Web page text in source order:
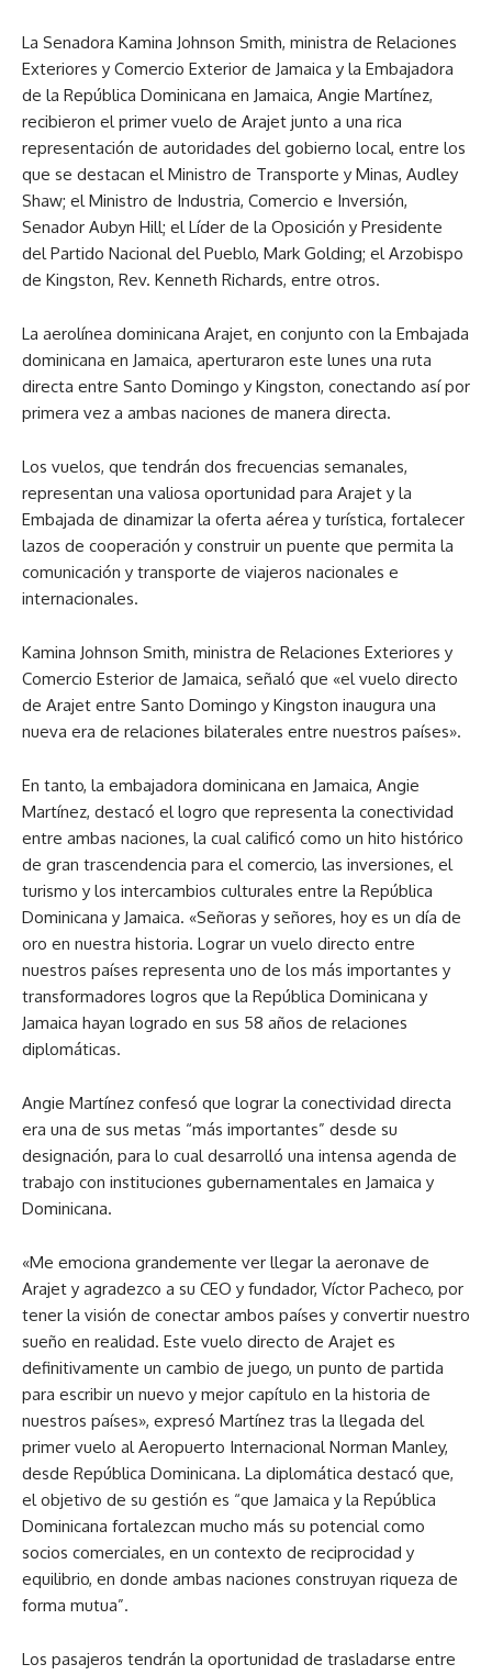
La Senadora Kamina Johnson Smith, ministra de Relaciones
Exteriores y Comercio Exterior de Jamaica y la Embajadora
de la República Dominicana en Jamaica, Angie Martínez,
recibieron el primer vuelo de Arajet junto a una rica
representación de autoridades del gobierno local, entre los
que se destacan el Ministro de Transporte y Minas, Audley
Shaw; el Ministro de Industria, Comercio e Inversión,
Senador Aubyn Hill; el Líder de la Oposición y Presidente
del Partido Nacional del Pueblo, Mark Golding; el Arzobispo
de Kingston, Rev. Kenneth Richards, entre otros.
La aerolínea dominicana Arajet, en conjunto con la Embajada
dominicana en Jamaica, aperturaron este lunes una ruta
directa entre Santo Domingo y Kingston, conectando así por
primera vez a ambas naciones de manera directa.
Los vuelos, que tendrán dos frecuencias semanales,
representan una valiosa oportunidad para Arajet y la
Embajada de dinamizar la oferta aérea y turística, fortalecer
lazos de cooperación y construir un puente que permita la
comunicación y transporte de viajeros nacionales e
internacionales.
Kamina Johnson Smith, ministra de Relaciones Exteriores y
Comercio Esterior de Jamaica, señaló que «el vuelo directo
de Arajet entre Santo Domingo y Kingston inaugura una
nueva era de relaciones bilaterales entre nuestros países».
En tanto, la embajadora dominicana en Jamaica, Angie
Martínez, destacó el logro que representa la conectividad
entre ambas naciones, la cual calificó como un hito histórico
de gran trascendencia para el comercio, las inversiones, el
turismo y los intercambios culturales entre la República
Dominicana y Jamaica. «Señoras y señores, hoy es un día de
oro en nuestra historia. Lograr un vuelo directo entre
nuestros países representa uno de los más importantes y
transformadores logros que la República Dominicana y
Jamaica hayan logrado en sus 58 años de relaciones
diplomáticas.
Angie Martínez confesó que lograr la conectividad directa
era una de sus metas “más importantes” desde su
designación, para lo cual desarrolló una intensa agenda de
trabajo con instituciones gubernamentales en Jamaica y
Dominicana.
«Me emociona grandemente ver llegar la aeronave de
Arajet y agradezco a su CEO y fundador, Víctor Pacheco, por
tener la visión de conectar ambos países y convertir nuestro
sueño en realidad. Este vuelo directo de Arajet es
definitivamente un cambio de juego, un punto de partida
para escribir un nuevo y mejor capítulo en la historia de
nuestros países», expresó Martínez tras la llegada del
primer vuelo al Aeropuerto Internacional Norman Manley,
desde República Dominicana. La diplomática destacó que,
el objetivo de su gestión es “que Jamaica y la República
Dominicana fortalezcan mucho más su potencial como
socios comerciales, en un contexto de reciprocidad y
equilibrio, en donde ambas naciones construyan riqueza de
forma mutua”.
Los pasajeros tendrán la oportunidad de trasladarse entre